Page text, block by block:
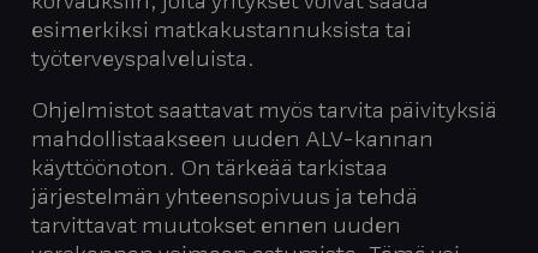
esimerkiksi matkakustannuksista tai
työterveyspalveluista.
Ohjelmistot saattavat myös tarvita päivityksiä
mahdollistaakseen uuden ALV-kannan
käyttöönoton. On tärkeää tarkistaa
järjestelmän yhteensopivuus ja tehdä
tarvittavat muutokset ennen uuden